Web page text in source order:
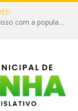
Um símbolo do mandato e do compromisso com a população